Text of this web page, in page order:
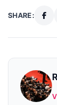
SHARE: